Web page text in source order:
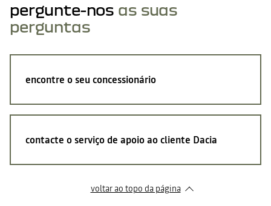
pergunte-nos as suas
perguntas
encontre o seu concessionário
contacte o serviço de apoio ao cliente Dacia
voltar ao topo da página